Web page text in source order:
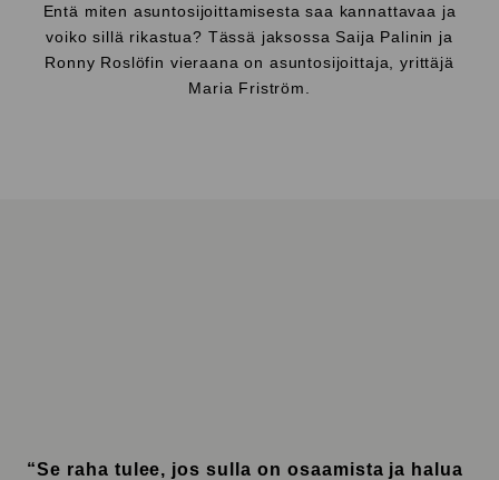
Entä miten asuntosijoittamisesta saa kannattavaa ja
voiko sillä rikastua? Tässä jaksossa Saija Palinin ja
Ronny Roslöfin vieraana on asuntosijoittaja, yrittäjä
Maria Friström.
“Se raha tulee, jos sulla on osaamista ja halua